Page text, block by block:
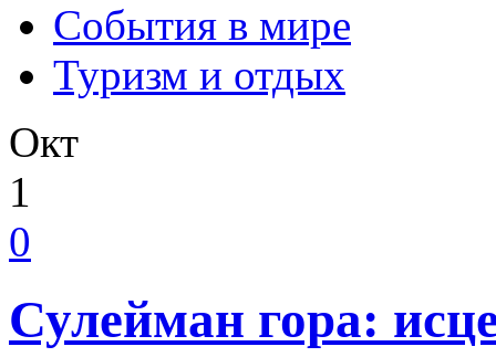
События в мире
Туризм и отдых
Окт
1
0
Сулейман гора: